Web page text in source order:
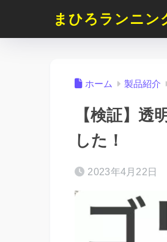
まひろランニン
ホーム 製品紹介
【検証】
した！
2023年4月22日